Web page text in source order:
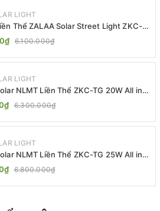
LIGHT
Thể ZALAA Solar Street Light ZKC-
30W All In One
6.100.000₫
LIGHT
NLMT Liền Thể ZKC-TG 20W All in
Street Light
6.300.000₫
LIGHT
NLMT Liền Thể ZKC-TG 25W All in
Street Light
6.800.000₫